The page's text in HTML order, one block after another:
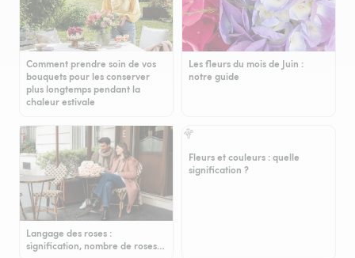
Comment prendre soin de vos
bouquets pour les conserver
plus longtemps pendant la
chaleur estivale
Les fleurs du mois de Juin :
notre guide
Langage des roses :
signification, nombre de roses…
Fleurs et couleurs : quelle
signification ?